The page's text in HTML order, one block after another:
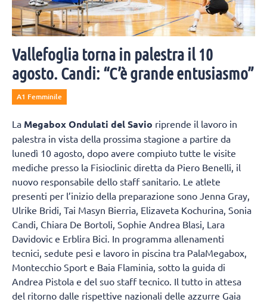
Vallefoglia torna in palestra il 10
agosto. Candi: “C’è grande entusiasmo”
A1 Femminile
La Megabox Ondulati del Savio riprende il lavoro in
palestra in vista della prossima stagione a partire da
lunedì 10 agosto, dopo avere compiuto tutte le visite
mediche presso la Fisioclinic diretta da Piero Benelli, il
nuovo responsabile dello staff sanitario. Le atlete
presenti per l’inizio della preparazione sono Jenna Gray,
Ulrike Bridi, Tai Masyn Bierria, Elizaveta Kochurina, Sonia
Candi, Chiara De Bortoli, Sophie Andrea Blasi, Lara
Davidovic e Erblira Bici. In programma allenamenti
tecnici, sedute pesi e lavoro in piscina tra PalaMegabox,
Montecchio Sport e Baia Flaminia, sotto la guida di
Andrea Pistola e del suo staff tecnico. Il tutto in attesa
del ritorno dalle rispettive nazionali delle azzurre Gaia